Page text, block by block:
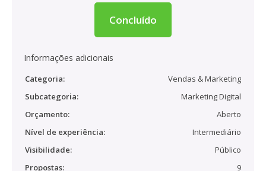
Concluído
Informações adicionais
Categoria:
Vendas & Marketing
Subcategoria:
Marketing Digital
Orçamento:
Aberto
Nível de experiência:
Intermediário
Visibilidade:
Público
Propostas:
9